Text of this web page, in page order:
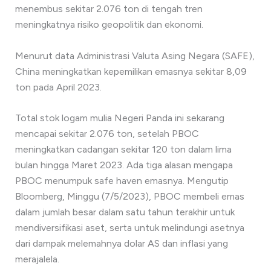
menembus sekitar 2.076 ton di tengah tren
meningkatnya risiko geopolitik dan ekonomi.
Menurut data Administrasi Valuta Asing Negara (SAFE),
China meningkatkan kepemilikan emasnya sekitar 8,09
ton pada April 2023.
Total stok logam mulia Negeri Panda ini sekarang
mencapai sekitar 2.076 ton, setelah PBOC
meningkatkan cadangan sekitar 120 ton dalam lima
bulan hingga Maret 2023. Ada tiga alasan mengapa
PBOC menumpuk safe haven emasnya. Mengutip
Bloomberg, Minggu (7/5/2023), PBOC membeli emas
dalam jumlah besar dalam satu tahun terakhir untuk
mendiversifikasi aset, serta untuk melindungi asetnya
dari dampak melemahnya dolar AS dan inflasi yang
merajalela.